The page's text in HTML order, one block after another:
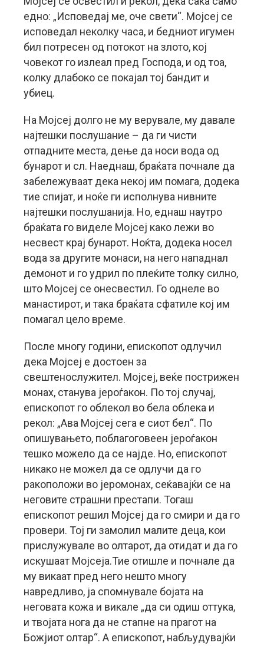
едно: „Исповедај ме, оче свети“. Мојсеј се
исповедал неколку часа, и бедниот игумен
бил потресен од потокот на злото, кој
човекот го излеал пред Господа, и од тоа,
колку длабоко се покајал тој бандит и
убиец.
На Мојсеј долго не му верувале, му давале
најтешки послушание – да ги чисти
отпадните места, дење да носи вода од
бунарот и сл. Наеднаш, браќата почнале да
забележуваат дека некој им помага, додека
тие спијат, и ноќе ги исполнува нивните
најтешки послушанија. Но, еднаш наутро
браќата го виделе Мојсеј како лежи во
несвест крај бунарот. Ноќта, додека носел
вода за другите монаси, на него нападнал
демонот и го удрил по плеќите толку силно,
што Мојсеј се онесвестил. Го однеле во
манастирот, и така браќата сфатиле кој им
помагал цело време.
После многу години, епископот одлучил
дека Мојсеј е достоен за
свештенослужител. Мојсеј, веќе пострижен
монах, станува јероѓакон. По тој случај,
епископот го облекол во бела облека и
рекол: „Ава Мојсеј сега е сиот бел“. По
опишувањето, поблагоговеен јероѓакон
тешко можело да се најде. Но, епископот
никако не можел да се одлучи да го
ракоположи во јеромонах, сеќавајќи се на
неговите страшни престапи. Тогаш
епископот решил Мојсеј да го смири и да го
провери. Тој ги замолил малите деца, кои
прислужувале во олтарот, да отидат и да го
искушаат Мојсеја.Тие отишле и почнале да
му викаат пред него нешто многу
навредливо, ја спомнувале бојата на
неговата кожа и викале „да си одиш оттука,
и твојата нога да не стапне на прагот на
Божјиот олтар“. А епископот, набљудувајќи